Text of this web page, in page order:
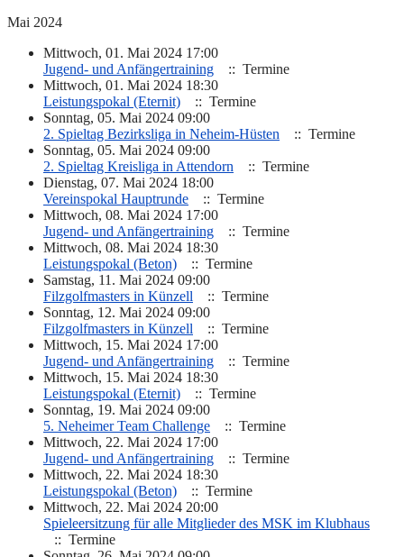
Mai 2024
Mittwoch, 01. Mai 2024 17:00
Jugend- und Anfängertraining
:: Termine
Mittwoch, 01. Mai 2024 18:30
Leistungspokal (Eternit)
:: Termine
Sonntag, 05. Mai 2024 09:00
2. Spieltag Bezirksliga in Neheim-Hüsten
:: Termine
Sonntag, 05. Mai 2024 09:00
2. Spieltag Kreisliga in Attendorn
:: Termine
Dienstag, 07. Mai 2024 18:00
Vereinspokal Hauptrunde
:: Termine
Mittwoch, 08. Mai 2024 17:00
Jugend- und Anfängertraining
:: Termine
Mittwoch, 08. Mai 2024 18:30
Leistungspokal (Beton)
:: Termine
Samstag, 11. Mai 2024 09:00
Filzgolfmasters in Künzell
:: Termine
Sonntag, 12. Mai 2024 09:00
Filzgolfmasters in Künzell
:: Termine
Mittwoch, 15. Mai 2024 17:00
Jugend- und Anfängertraining
:: Termine
Mittwoch, 15. Mai 2024 18:30
Leistungspokal (Eternit)
:: Termine
Sonntag, 19. Mai 2024 09:00
5. Neheimer Team Challenge
:: Termine
Mittwoch, 22. Mai 2024 17:00
Jugend- und Anfängertraining
:: Termine
Mittwoch, 22. Mai 2024 18:30
Leistungspokal (Beton)
:: Termine
Mittwoch, 22. Mai 2024 20:00
Spieleersitzung für alle Mitglieder des MSK im Klubhaus
:: Termine